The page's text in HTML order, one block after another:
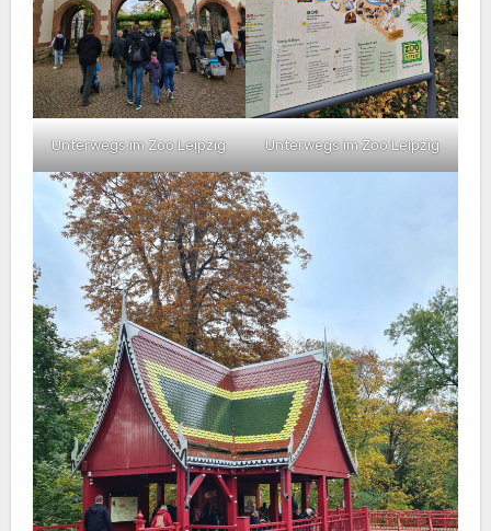
Unterwegs im Zoo Leipzig Unterwegs im Zoo Leipzig